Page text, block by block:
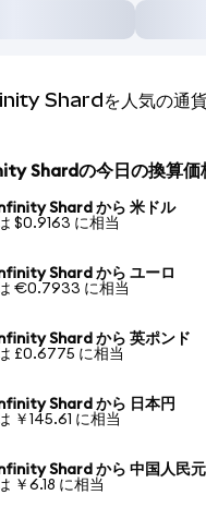
Shardを人気の通貨
Shardの今日の換算価
Shard から 米ドル
$0.9163 に相当
Shard から ユーロ
€0.7933 に相当
Shard から 英ポンド
£0.6775 に相当
Shard から 日本円
￥145.61 に相当
Shard から 中国人民元
￥6.18 に相当